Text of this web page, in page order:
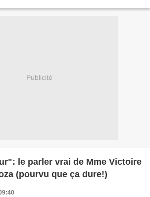
Publicité
le parler vrai de Mme Victoire
(pourvu que ça dure!)